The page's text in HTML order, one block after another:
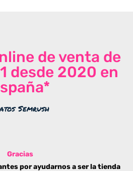
de venta de
desde 2020 en
Semrush
Gracias
por ayudarnos a ser la tienda